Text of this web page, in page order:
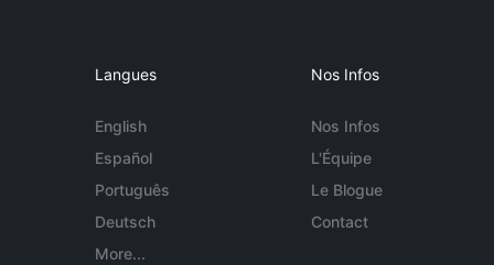
Langues
English
Español
Português
Deutsch
More...
Nos Infos
Nos Infos
L'Équipe
Le Blogue
Contact